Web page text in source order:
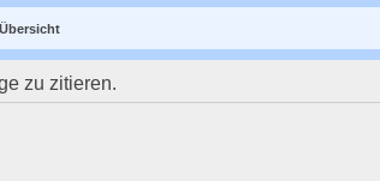
zu zitieren.